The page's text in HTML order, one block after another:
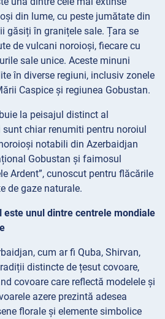
din lume, cu peste jumătate din
găsiți în granițele sale. Țara se
de vulcani noroioși, fiecare cu
sale unice. Aceste minuni
în diverse regiuni, inclusiv zonele
Caspice și regiunea Gobustan.
la peisajul distinct al
chiar renumiti pentru noroiul
notabili din Azerbaidjan
Gobustan și faimosul
Ardent”, cunoscut pentru flăcările
de gaze naturale.
este unul dintre centrele mondiale
cum ar fi Quba, Shirvan,
distincte de țesut covoare,
covoare care reflectă modelele și
azere prezintă adesea
florale și elemente simbolice